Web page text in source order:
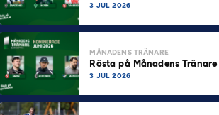
3 JUL 2026
MÅNADENS TRÄNARE
Rösta på Månadens
3 JUL 2026